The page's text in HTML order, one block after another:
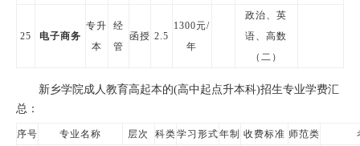
25 电子商务
专升
本
经
管
函授 2.5
1300元/
年
政治、英
语、高数
（二）
新乡学院成人教育高起本的(高中起点升本科)招生专业学费汇
总：
序号 专业名称 层次 科类学习形式年制 收费标准 师范类